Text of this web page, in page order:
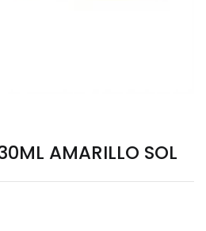
AMARILLO SOL